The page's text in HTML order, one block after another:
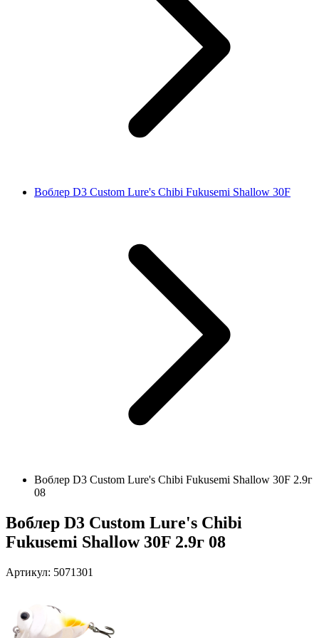
Воблер D3 Custom Lure's Chibi Fukusemi Shallow 30F
Воблер D3 Custom Lure's Chibi Fukusemi Shallow 30F 2.9г
08
Воблер D3 Custom Lure's Chibi
Fukusemi Shallow 30F 2.9г 08
Артикул: 5071301